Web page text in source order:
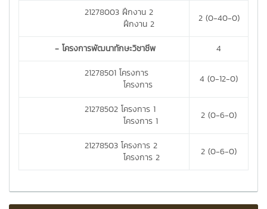
21278003 ฝึกงาน 2
ฝึกงาน 2
2 (0-40-0)
- โครงการพัฒนาทักษะวิชาชีพ
4
21278501 โครงการ
โครงการ
4 (0-12-0)
21278502 โครงการ 1
โครงการ 1
2 (0-6-0)
21278503 โครงการ 2
โครงการ 2
2 (0-6-0)